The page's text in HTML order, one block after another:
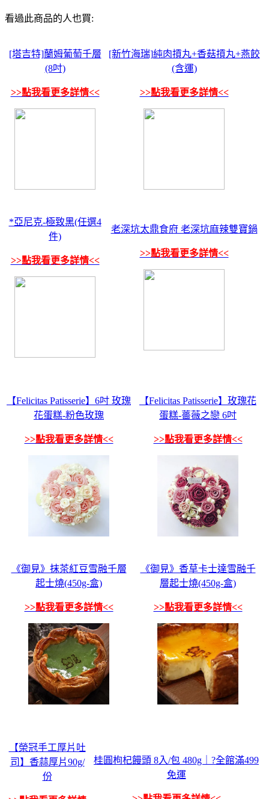
看過此商品的人也買:
[塔吉特]蘭姆葡萄千層
(8吋)
>>點我看更多詳情<<
[新竹海瑞]純肉摃丸+香菇摃丸+燕餃
(含運)
>>點我看更多詳情<<
*亞尼克-極致黑(任選4
件)
>>點我看更多詳情<<
老深坑太鼎食府 老深坑麻辣雙寶鍋
>>點我看更多詳情<<
【Felicitas Patisserie】6吋 玫瑰
花蛋糕-粉色玫瑰
>>點我看更多詳情<<
【Felicitas Patisserie】玫瑰花
蛋糕-薔薇之戀 6吋
>>點我看更多詳情<<
《御見》抹茶紅豆雪融千層
起士燒(450g-盒)
>>點我看更多詳情<<
《御見》香草卡士達雪融千
層起士燒(450g-盒)
>>點我看更多詳情<<
【榮冠手工厚片吐
司】香蒜厚片90g/
份
桂圓枸杞饅頭 8入/包 480g｜?全館滿499
免運